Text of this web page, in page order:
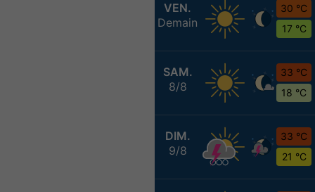
VEN.
Demain
30 °C
17 °C
SAM.
8/8
33 °C
18 °C
DIM.
9/8
33 °C
21 °C